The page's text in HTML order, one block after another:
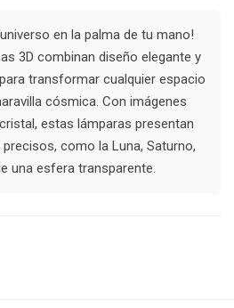
en la palma de tu mano!
3D combinan diseño elegante y
transformar cualquier espacio
cósmica. Con imágenes
estas lámparas presentan
como la Luna, Saturno,
una esfera transparente.